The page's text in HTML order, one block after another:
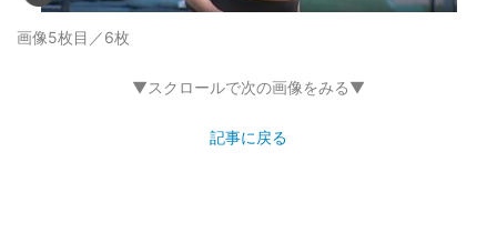
画像5枚目／6枚
▼スクロールで次の画像をみる▼
記事に戻る